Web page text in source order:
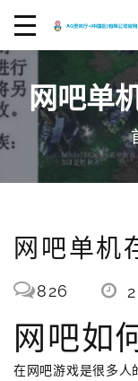
网吧单
网吧单机
826
网吧如
在网吧游戏是很多人